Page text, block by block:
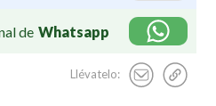
de Whatsapp
Llévatelo: